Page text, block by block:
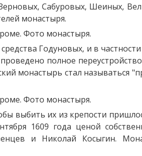
Сабуровых, Шеиных,
монастыря.
Годуновых, и в
полное
монастырь стал называться
выбить их из крепости
1609 года ценой
и Николай Косыгин.